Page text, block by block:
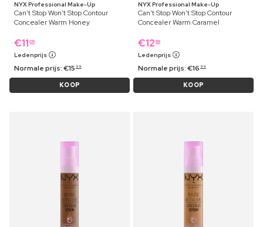
NYX Professional Make-Up
Can't Stop Won't Stop Contour
Concealer Warm Honey
€11 09
Ledenprijs
Normale prijs:€15 99
KOOP
NYX Professional Make-Up
Can't Stop Won't Stop Contour
Concealer Warm Caramel
€12 99
Ledenprijs
Normale prijs:€16 99
KOOP